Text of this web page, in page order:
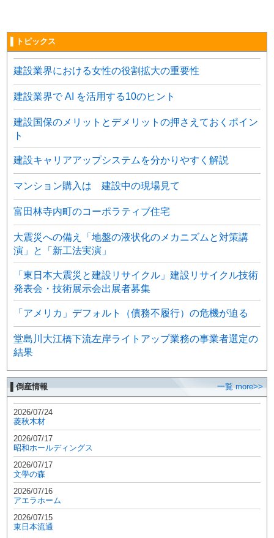
▌トピックス
建設業界における女性の役割拡大の重要性
建設業界で AI を活用する10のヒント
建設国保のメリットとデメリットの押さえておくポイン
ト
建設キャリアアップシステムを分かりやすく解説
マンション購入は 建設中の現場見て
富田林寺内町のコーポラティブ住宅
大震災への備え「地盤の液状化のメカニズムと対策講
演」と「新工法実演」
「東日本大震災と建設リサイクル」建設リサイクル技術
発表会・技術展示会出展者募集
「アメリカ」デフォルト（債務不履行）の危機が迫る
堂島川大江橋下流左岸ライトアップ業務の事業者選定の
結果
▌倒産情報 一覧 more>>
2026/07/24
菱秋木材
2026/07/17
昭和ホールディングス
2026/07/17
文學の森
2026/07/16
アエラホーム
2026/07/15
東日本流通